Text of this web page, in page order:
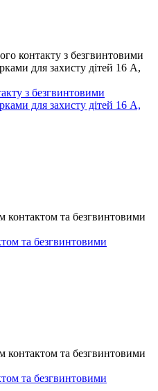
з безгвинтовими
для захисту дітей 16 А,
та безгвинтовими
та безгвинтовими